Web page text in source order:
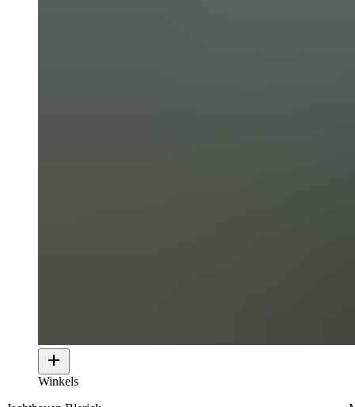
Winkels